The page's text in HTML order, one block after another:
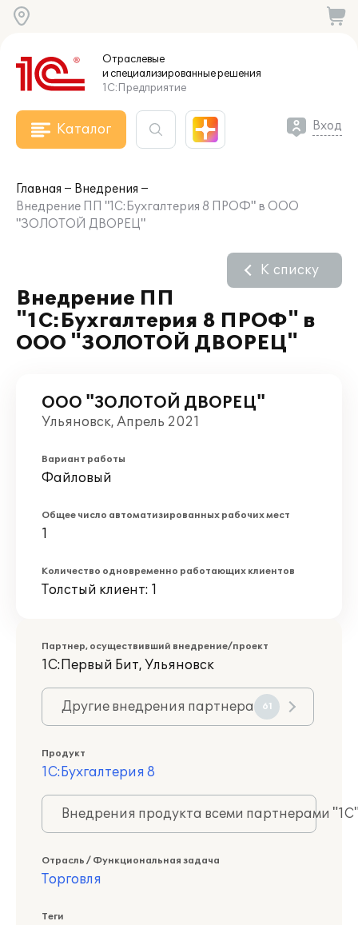
Отраслевые
и специализированныерешения
1С:Предприятие
Каталог Вход
Главная
Внедрения
Внедрение ПП "1С:Бухгалтерия 8 ПРОФ" в ООО
"ЗОЛОТОЙ ДВОРЕЦ"
Внедрение ПП
"1С:Бухгалтерия 8 ПРОФ" в
ООО "ЗОЛОТОЙ ДВОРЕЦ"
К списку
ООО "ЗОЛОТОЙ ДВОРЕЦ"
Ульяновск, Апрель 2021
Вариант работы
Файловый
Общее число автоматизированных рабочих мест
1
Количество одновременно работающих клиентов
Толстый клиент: 1
Партнер, осуществивший внедрение/проект
1С:Первый Бит, Ульяновск
Другие внедрения партнера 61
Продукт
1С:Бухгалтерия 8
Внедрения продукта всеми партнерами
Отрасль / Функциональная задача
Торговля
Теги